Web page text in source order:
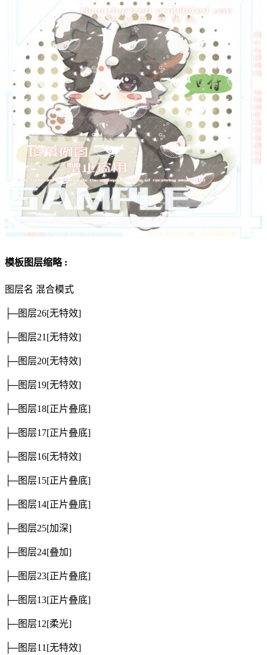
模板图层缩略 :
图层名 混合模式
├─图层26[无特效]
├─图层21 [无特效]
├─图层20[无特效]
├─图层19[无特效]
├─图层18[正片叠底]
├─图层17[正片叠底]
├─图层16[无特效]
├─图层15[正片叠底]
├─图层14[正片叠底]
├─图层25[加深]
├─图层24[叠加]
├─图层23[正片叠底]
├─图层13[正片叠底]
├─图层12[柔光]
├─图层11 [无特效]